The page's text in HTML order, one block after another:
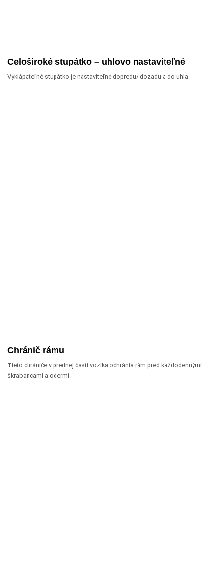
Celoširoké stupátko – uhlovo nastaviteľné
Vyklápateľné stupátko je nastaviteľné dopredu/ dozadu a do uhla.
Chránič rámu
Tieto chrániče v prednej časti vozíka ochránia rám pred každodennými
škrabancami a odermi.